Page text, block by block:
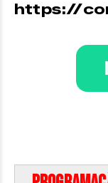
https://